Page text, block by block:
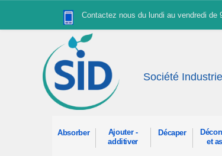
Contactez nous du lundi au vendredi de
Société
Absorber
Ajouter -
additiver
Décaper
et